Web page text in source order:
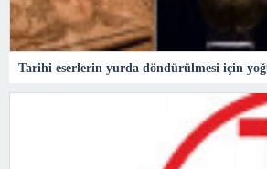
Tarihi eserlerin yurda döndürülmesi için